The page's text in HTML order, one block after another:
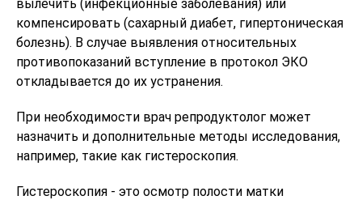
вылечить (инфекционные заболевания) или
компенсировать (сахарный диабет, гипертоническая
болезнь). В случае выявления относительных
противопоказаний вступление в протокол ЭКО
откладывается до их устранения.
При необходимости врач репродуктолог может
назначить и дополнительные методы исследования,
например, такие как гистероскопия.
Гистероскопия - это осмотр полости матки